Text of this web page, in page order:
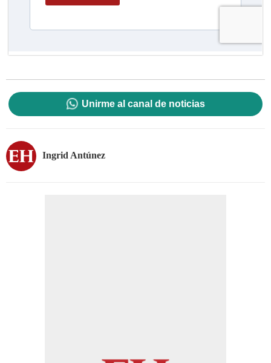
Unirme al canal de noticias
Ingrid Antúnez